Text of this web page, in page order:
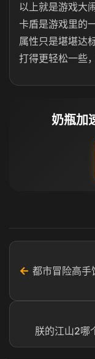
以上就是游戏大
卡盾是游戏里的
属性只是堪堪达
打得更轻松一些
奶瓶加
← 都市冒险高手
朕的江山2哪